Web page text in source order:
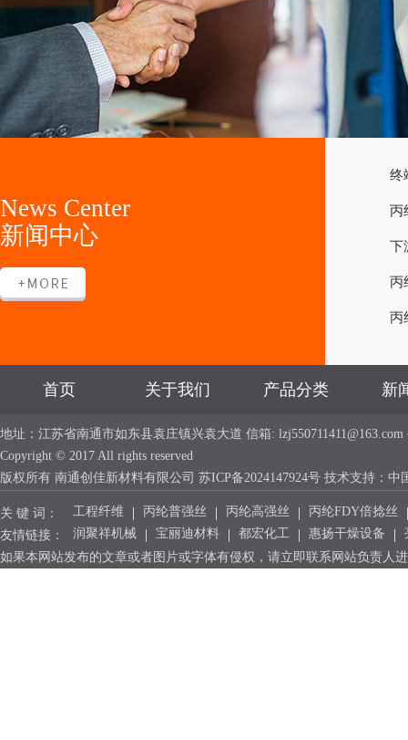
News Center
新闻中心
终
丙
下
丙
丙
首页 关于我们 产品分类 新
地址：江苏省南通市如东县袁庄镇兴袁大道 信箱: lzj550711411@163.com
Copyright © 2017 All rights reserved
版权所有 南通创佳新材料有限公司 苏ICP备2024147924号 技术支持： 中
关 键 词： 工程纤维 丙纶普强丝 丙纶高强丝
丙纶FDY倍捻丝
友情链接：
润聚祥机械 宝丽迪材料 都宏化工 惠扬干燥设备
如果本网站发布的文章或者图片或字体有侵权，请立即联系网站负责人